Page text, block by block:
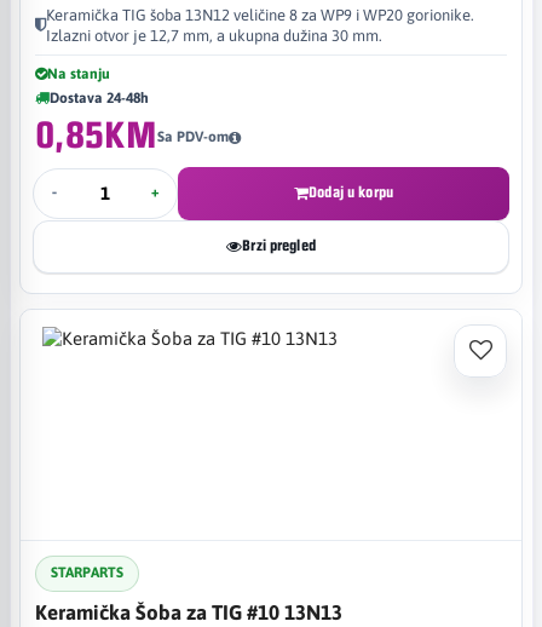
Keramička TIG šoba 13N12 veličine 8 za WP9 i WP20 gorionike.
Izlazni otvor je 12,7 mm, a ukupna dužina 30 mm.
Na stanju
Dostava 24-48h
0,85KMSa PDV-om
- + Dodaj u korpu
Brzi pregled
STARPARTS
Keramička Šoba za TIG #10 13N13